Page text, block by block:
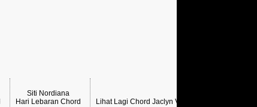
Siti Nordiana
Hari Lebaran Chord
Lihat Lagi Chord Jaclyn Victor →